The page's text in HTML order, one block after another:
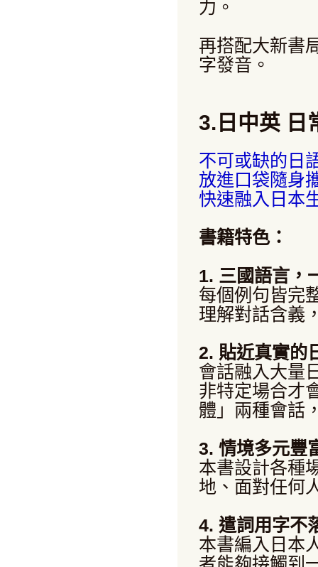
力。
再搭配大新書
字發音。
3.日中英 日
不可或缺的日
放進口袋隨身
快速融入日本
書籍特色：
1. 三國語言，
每個例句皆完
理解對話含義
2. 貼近真實的
會話融入大量
非特定場合才
體」兩種會話
3. 情境多元豐
本書設計各種
地、面對任何
4. 遣詞用字不
本書編入日本